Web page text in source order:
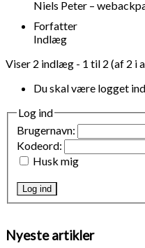
Niels Peter –
Forfatter
Indlæg
Viser 2 indlæg - 1 til 2 (af 2 i
Du skal være logget
Log ind
Brugernavn:
Kodeord:
Husk mig
Log ind
Nyeste artikler